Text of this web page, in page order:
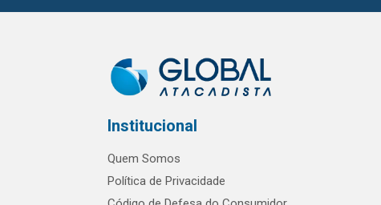
Institucional
Quem Somos
Política de Privacidade